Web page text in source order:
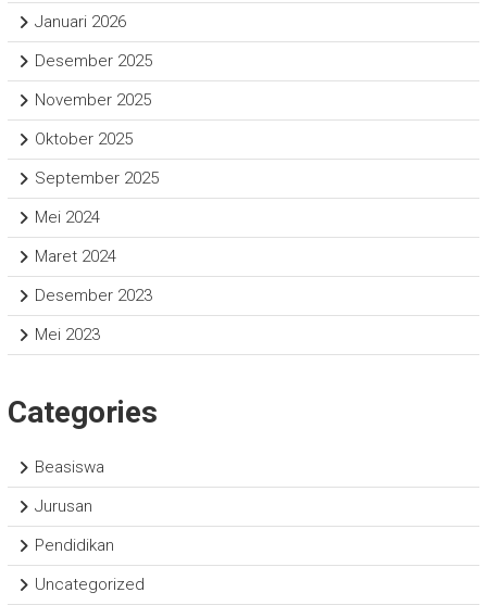
Januari 2026
Desember 2025
November 2025
Oktober 2025
September 2025
Mei 2024
Maret 2024
Desember 2023
Mei 2023
Categories
Beasiswa
Jurusan
Pendidikan
Uncategorized